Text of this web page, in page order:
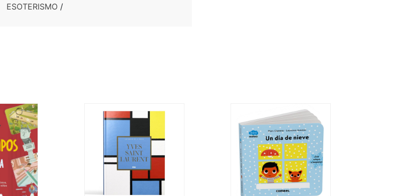
ESOTERISMO/